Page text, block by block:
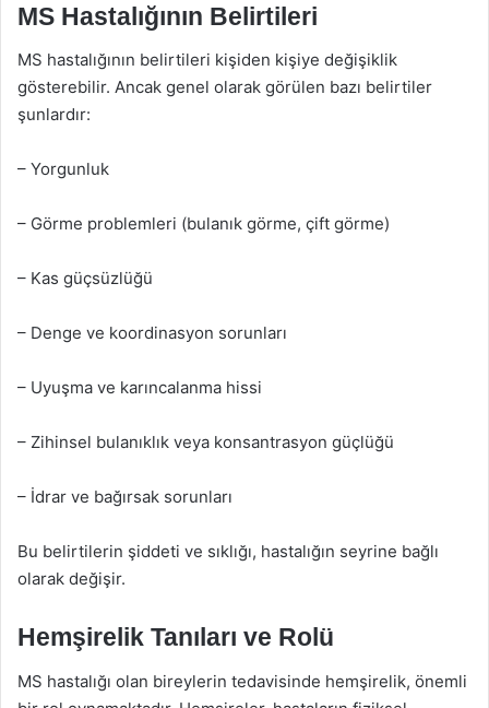
MS Hastalığının Belirtileri
MS hastalığının belirtileri kişiden kişiye değişiklik
gösterebilir. Ancak genel olarak görülen bazı belirtiler
şunlardır:
– Yorgunluk
– Görme problemleri (bulanık görme, çift görme)
– Kas güçsüzlüğü
– Denge ve koordinasyon sorunları
– Uyuşma ve karıncalanma hissi
– Zihinsel bulanıklık veya konsantrasyon güçlüğü
– İdrar ve bağırsak sorunları
Bu belirtilerin şiddeti ve sıklığı, hastalığın seyrine bağlı
olarak değişir.
Hemşirelik Tanıları ve Rolü
MS hastalığı olan bireylerin tedavisinde hemşirelik, önemli